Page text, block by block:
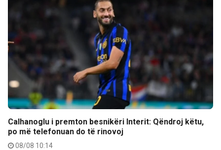
Calhanoglu i premton besnikëri Interit: Qëndroj këtu,
po më telefonuan do të rinovoj
08/08 10:14